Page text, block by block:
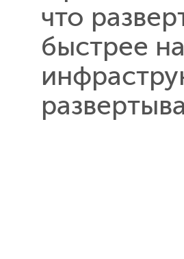
что
быстрее